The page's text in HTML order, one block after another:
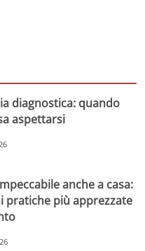
diagnostica: quando
aspettarsi
anche a casa:
pratiche più apprezzate